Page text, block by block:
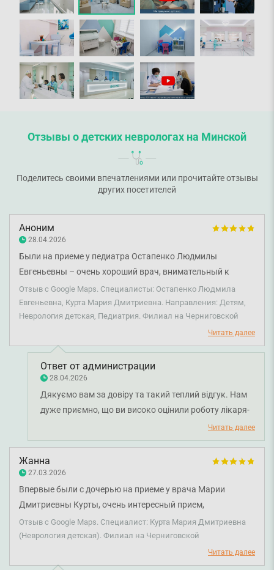
Отзывы о детских неврологах на Минской
Поделитесь своими впечатлениями или прочитайте отзывы
других посетителей
Аноним
28.04.2026
Были на приеме у педиатра Остапенко Людмилы
Евгеньевны – очень хороший врач, внимательный к
деталям и ребенку, все четко объясняет. Также
благодарны невропатологу Курте Марии Дмитриевне за
профессиональный подход и заботу
Отзыв с Google Maps. Специалисты: Остапенко Людмила
Евгеньевна, Курта Мария Дмитриевна. Направления: Детям,
Неврология детская, Педиатрия. Филиал на Черниговской
Читать далее
Ответ от администрации
28.04.2026
Дякуємо вам за довіру та такий теплий відгук. Нам
дуже приємно, що ви високо оцінили роботу лікаря-
педіатра Людмили Остапенко та дитячого невролога
Марії Курти. Раді, що ви отримали позитивний
Читать далее
Жанна
27.03.2026
Впервые были с дочерью на приеме у врача Марии
Дмитриевны Курты, очень интересный прием,
содержательный, получили ответы по неврологическим
вопросам, искренне рекомендую, спасибо вам Smart
Отзыв с Google Maps. Специалист: Курта Мария Дмитриевна
(Неврология детская). Филиал на Черниговской
Читать далее